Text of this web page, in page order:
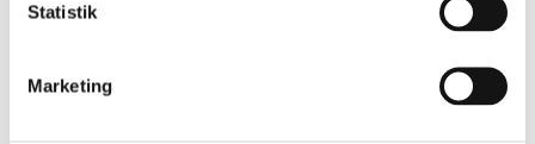
Statistik
Marketing